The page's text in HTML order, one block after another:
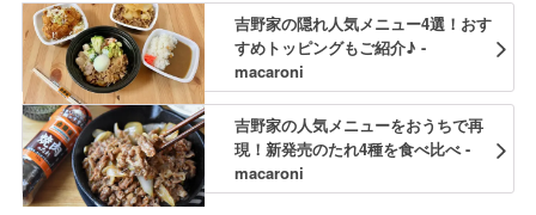
吉野家の隠れ人気メニュー4選！おす
すめトッピングもご紹介♪ -
macaroni
吉野家の人気メニューをおうちで再
現！新発売のたれ4種を食べ比べ -
macaroni